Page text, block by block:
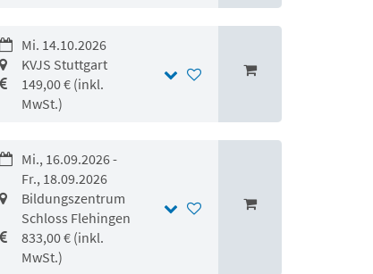
Mi. 14.10.2026
KVJS Stuttgart
149,00 € (inkl.
MwSt.)
Mi., 16.09.2026 -
Fr., 18.09.2026
Bildungszentrum
Schloss Flehingen
833,00 € (inkl.
MwSt.)